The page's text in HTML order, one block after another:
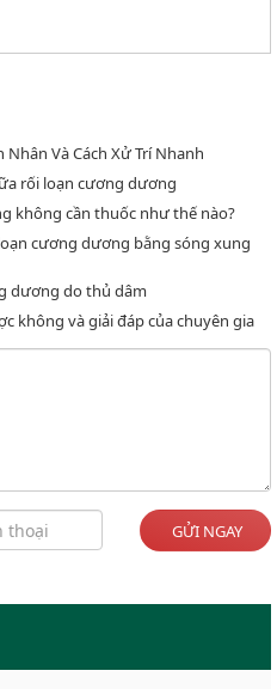
Và Cách Xử Trí Nhanh
rối loạn cương dương
không cần thuốc như thế nào?
cương dương bằng sóng xung
dương do thủ dâm
không và giải đáp của chuyên gia
GỬI NGAY